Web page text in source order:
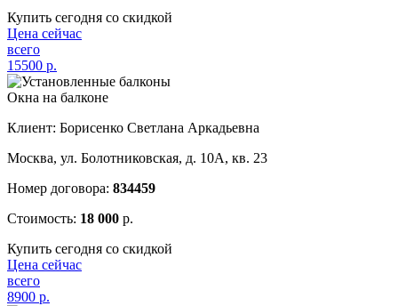
Купить сегодня со скидкой
Цена сейчас
всего
15500 р.
Окна на балконе
Клиент: Борисенко Светлана Аркадьевна
Москва, ул. Болотниковская, д. 10А, кв. 23
Номер договора: 834459
Стоимость: 18 000 р.
Купить сегодня со скидкой
Цена сейчас
всего
8900 р.